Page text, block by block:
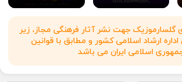
گلسارموزیک جهت نشر آثار فرهنگی مجاز، زیر
ارشاد اسلامی کشور و مطابق با قوانین
اسلامی ایران می باشد